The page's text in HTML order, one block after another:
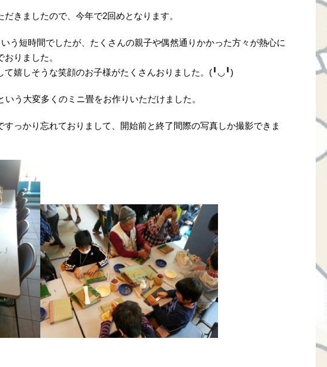
きましたので、今年で2回めとなります。
う短時間でしたが、たくさんの親子や偶然通りかかった方々が熱心に
りました。
て嬉しそうな笑顔のお子様がたくさんおりました。(╹◡╹)
う大変多くのミニ畳をお作りいただけました。
すっかり忘れておりまして、開始前と終了間際の写真しか撮影できま